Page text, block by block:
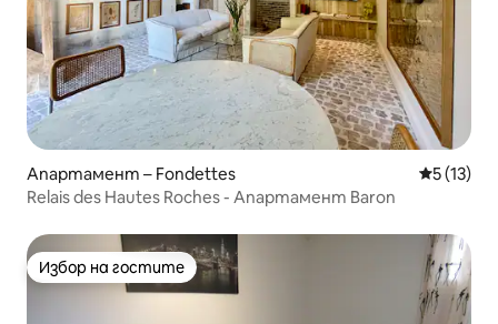
Апартамент – Fondettes Средна
5 (13)
Relais des Hautes Roches - Апартамент Baron
Избор на гостите
Избор на гостите